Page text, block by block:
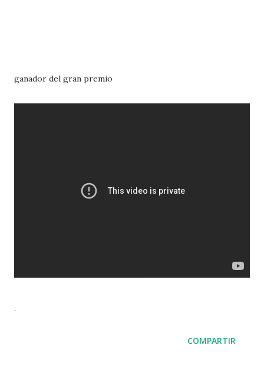
ganador del gran premio
.
COMPARTIR